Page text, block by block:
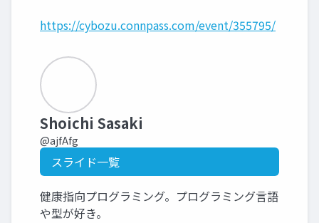
https://cybozu.connpass.com/event/355795/
Shoichi Sasaki
@ajfAfg
スライド一覧
健康指向プログラミング。プログラミング言語
や型が好き。